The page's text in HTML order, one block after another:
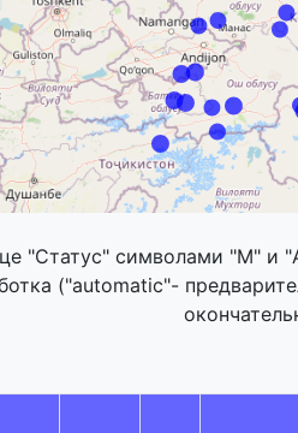
"Статус" символами "M" и
("automatic"-